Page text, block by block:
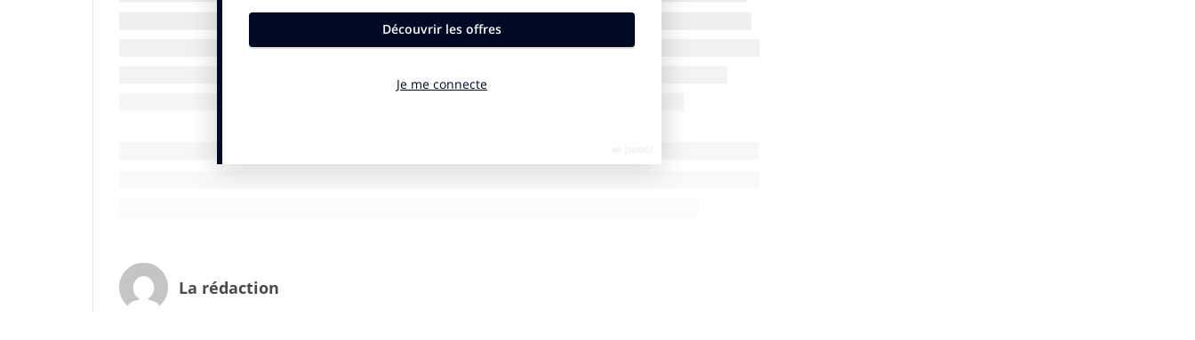
Première manifestation de ce club le 9 novembre prochain : un colloque sur le sujet
«Inspirations, Respirations autour des futures villes-monde».
(Paris, Delhi, Buenos Aires, etc. Comment les codes de la branchitude universelle envahissent la
ville et font migrer les clientèles au sein des nouvelles mégalopoles ; la «boboïsation» des
La rédaction